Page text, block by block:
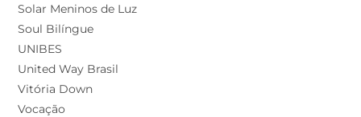
Solar Meninos de Luz
Soul Bilíngue
UNIBES
United Way Brasil
Vitória Down
Vocação